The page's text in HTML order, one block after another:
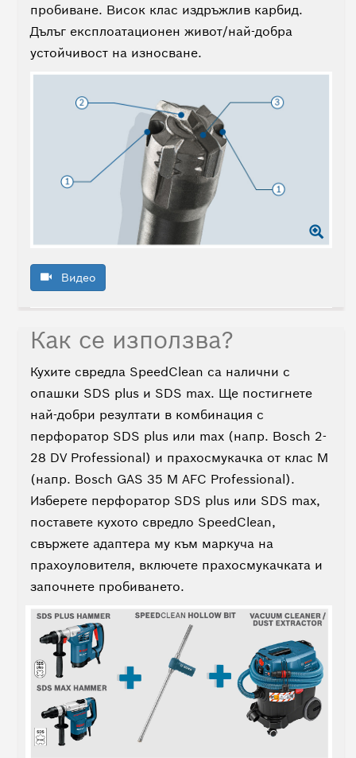
пробиване. Висок клас издръжлив карбид.
Дълъг експлоатационен живот/най-добра
устойчивост на износване.
Видео
Как се използва?
Кухите свредла SpeedClean са налични с
опашки SDS plus и SDS max. Ще постигнете
най-добри резултати в комбинация с
перфоратор SDS plus или max (напр. Bosch 2-
28 DV Professional) и прахосмукачка от клас M
(напр. Bosch GAS 35 M AFC Professional).
Изберете перфоратор SDS plus или SDS max,
поставете кухото свредло SpeedClean,
свържете адаптера му към маркуча на
прахоуловителя, включете прахосмукачката и
започнете пробиването.